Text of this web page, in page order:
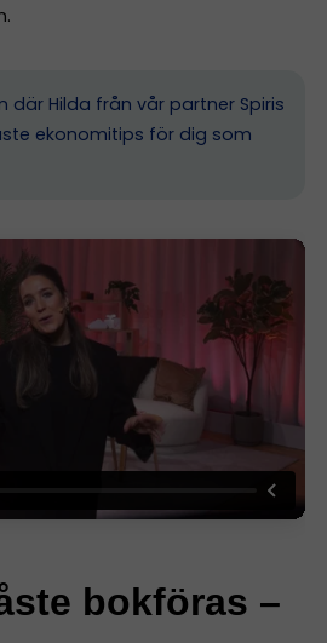
där Hilda från vår partner Spiris
ekonomitips för dig som
bokföras –